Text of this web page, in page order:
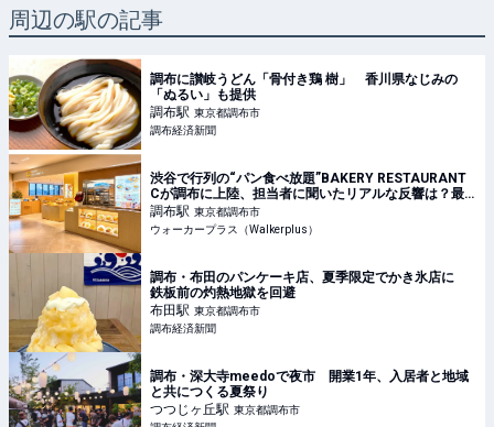
周辺の駅の記事
調布に讃岐うどん「骨付き鶏 樹」 香川県なじみの
「ぬるい」も提供
調布駅 東京都調布市
調布経済新聞
渋谷で行列の“パン食べ放題”BAKERY RESTAURANT
Cが調布に上陸、担当者に聞いたリアルな反響は？最
大200組待ちの日も！｜ウォーカープラス
調布駅 東京都調布市
ウォーカープラス（Walkerplus）
調布・布田のパンケーキ店、夏季限定でかき氷店に
鉄板前の灼熱地獄を回避
布田駅 東京都調布市
調布経済新聞
調布・深大寺meedoで夜市 開業1年、入居者と地域
と共につくる夏祭り
つつじヶ丘駅 東京都調布市